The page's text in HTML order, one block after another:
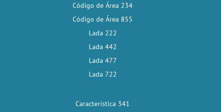
Código de Área 234
Código de Área 855
Lada 222
Lada 442
Lada 477
Lada 722
Característica 341